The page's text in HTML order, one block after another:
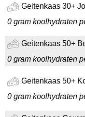
Geitenkaas 30+
0 gram koolhydraten
Geitenkaas 50+
0 gram koolhydraten
Geitenkaas 50+
0 gram koolhydraten